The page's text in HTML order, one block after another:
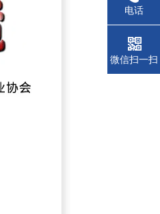
电话
微信扫一扫